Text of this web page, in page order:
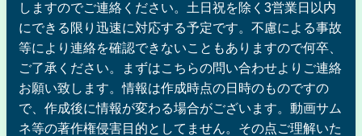
しますのでご連絡ください。土日祝を除く3営業日以内
にできる限り迅速に対応する予定です。不慮による事故
等により連絡を確認できないこともありますので何卒、
ご了承ください。まずはこちらの問い合わせよりご連絡
お願い致します。情報は作成時点の日時のものですの
で、作成後に情報が変わる場合がございます。動画サム
ネ等の著作権侵害目的としてません。その点ご理解いた